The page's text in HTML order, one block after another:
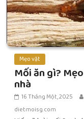
Mẹo vặt
Mối ăn gì?
nhà
16 Tháng Một, 2025
dietmoisg.com